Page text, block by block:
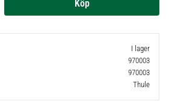
I lager
970003
970003
Thule